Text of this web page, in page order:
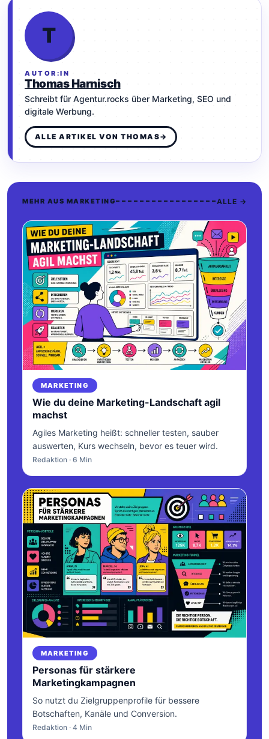
T
AUTOR:IN
Thomas Harnisch
Schreibt für Agentur.rocks über Marketing, SEO und
digitale Werbung.
ALLE ARTIKEL VON THOMAS→
MEHR AUS MARKETING ALLE →
MARKETING
Wie du deine Marketing-Landschaft agil
machst
Agiles Marketing heißt: schneller testen, sauber
auswerten, Kurs wechseln, bevor es teuer wird.
Redaktion · 6 Min
MARKETING
Personas für stärkere
Marketingkampagnen
So nutzt du Zielgruppenprofile für bessere
Botschaften, Kanäle und Conversion.
Redaktion · 4 Min